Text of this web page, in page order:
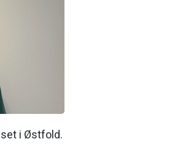
i Østfold.